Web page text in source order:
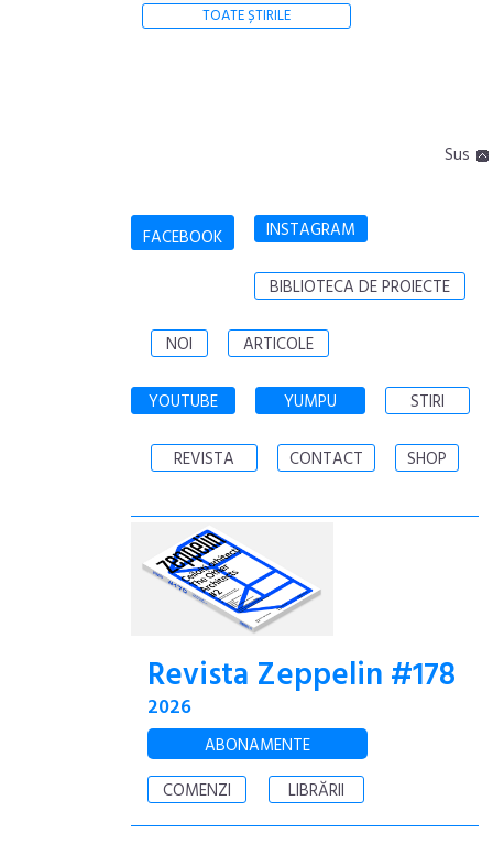
TOATE ȘTIRILE
Sus
FACEBOOK INSTAGRAM
BIBLIOTECA DE PROIECTE
NOI ARTICOLE
YOUTUBE YUMPU STIRI
REVISTA CONTACT SHOP
Revista Zeppelin #178
2026
ABONAMENTE
COMENZI
LIBRĂRII